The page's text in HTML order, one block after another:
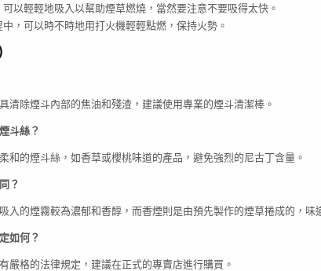
以輕輕地吸入以幫助煙草燃燒，當然要注意不要吸得太快。
，可以時不時地用打火機輕輕點燃，保持火勢。
清除煙斗內部的焦油和殘渣，建議使用專業的煙斗清潔棒。
斗絲？
和的煙斗絲，如香草或櫻桃味道的產品，避免強烈的尼古丁含量。
？
入的煙霧較為濃郁和香醇，而香煙則是由預先製作的煙草捲成的，味
如何？
嚴格的法律規定，建議在正式的專賣店進行購買。